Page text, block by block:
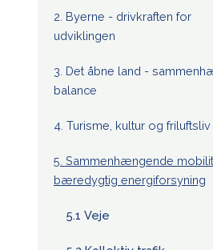
2. Byerne - drivkraften for
udviklingen
3. Det åbne land -
balance
4. Turisme, kultur og friluftsliv
5. Sammenhængende
bæredygtig energiforsyning
5.1 Veje